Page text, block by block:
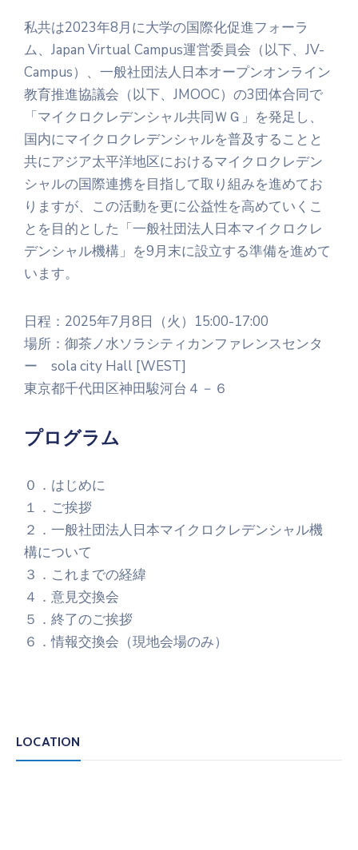
私共は2023年8月に大学の国際化促進フォーラ
ム、Japan Virtual Campus運営委員会（以下、JV-
Campus）、一般社団法人日本オープンオンライン
教育推進協議会（以下、JMOOC）の3団体合同で
「マイクロクレデンシャル共同ＷＧ」を発足し、
国内にマイクロクレデンシャルを普及することと
共にアジア太平洋地区におけるマイクロクレデン
シャルの国際連携を目指して取り組みを進めてお
りますが、この活動を更に公益性を高めていくこ
とを目的とした「一般社団法人日本マイクロクレ
デンシャル機構」を9月末に設立する準備を進めて
います。
日程：2025年7月8日（火）15:00-17:00
場所：御茶ノ水ソラシティカンファレンスセンタ
ー sola city Hall [WEST]
東京都千代田区神田駿河台４－６
プログラム
０．はじめに
１．ご挨拶
２．一般社団法人日本マイクロクレデンシャル機
構について
３．これまでの経緯
４．意見交換会
５．終了のご挨拶
６．情報交換会（現地会場のみ）
LOCATION